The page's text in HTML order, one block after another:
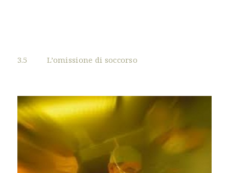
3.5 L’omissione di soccorso